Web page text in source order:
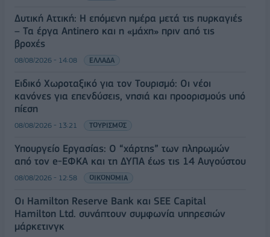
Δυτική Αττική: Η επόμενη ημέρα μετά τις πυρκαγιές
– Τα έργα Antinero και η «μάχη» πριν από τις
βροχές
08/08/2026 - 14:08 ΕΛΛΑΔΑ
Ειδικό Χωροταξικό για τον Τουρισμό: Οι νέοι
κανόνες για επενδύσεις, νησιά και προορισμούς υπό
πίεση
08/08/2026 - 13:21 ΤΟΥΡΙΣΜΟΣ
Υπουργείο Εργασίας: Ο “χάρτης” των πληρωμών
από τον e-ΕΦΚΑ και τη ΔΥΠΑ έως τις 14 Αυγούστου
08/08/2026 - 12:58 ΟΙΚΟΝΟΜΙΑ
Οι Hamilton Reserve Bank και SEE Capital
Hamilton Ltd. συνάπτουν συμφωνία υπηρεσιών
μάρκετινγκ